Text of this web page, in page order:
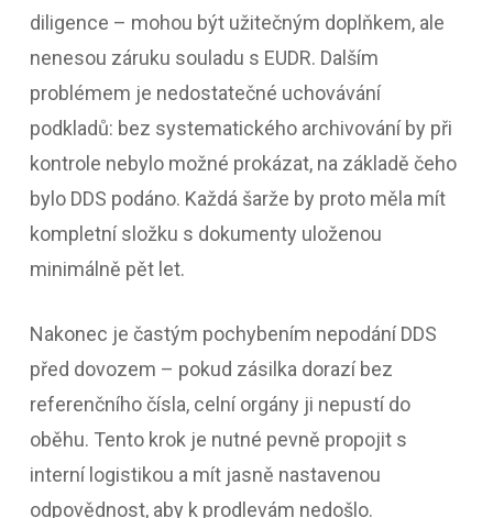
diligence – mohou být užitečným doplňkem, ale
nenesou záruku souladu s EUDR. Dalším
problémem je nedostatečné uchovávání
podkladů: bez systematického archivování by při
kontrole nebylo možné prokázat, na základě čeho
bylo DDS podáno. Každá šarže by proto měla mít
kompletní složku s dokumenty uloženou
minimálně pět let.
Nakonec je častým pochybením nepodání DDS
před dovozem – pokud zásilka dorazí bez
referenčního čísla, celní orgány ji nepustí do
oběhu. Tento krok je nutné pevně propojit s
interní logistikou a mít jasně nastavenou
odpovědnost, aby k prodlevám nedošlo.